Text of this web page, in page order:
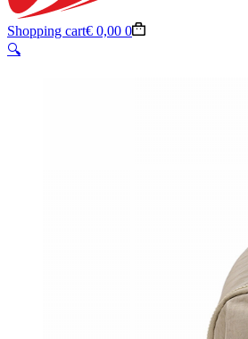
Shopping cart€ 0,00 0
🔍